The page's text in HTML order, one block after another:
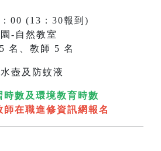
00 (13：30報到)
-自然教室
名、教師 5 名
壺及防蚊液
數及環境教育時數
在職進修資訊網報名